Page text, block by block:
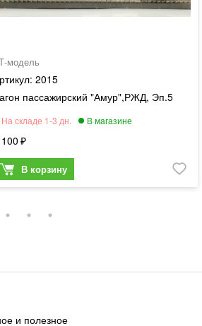
модель
2015
пассажирский "Амур",РЖД, Эп.5
и полезное